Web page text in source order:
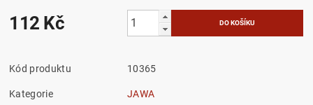
112 Kč
Kód produktu 10365
Kategorie JAWA